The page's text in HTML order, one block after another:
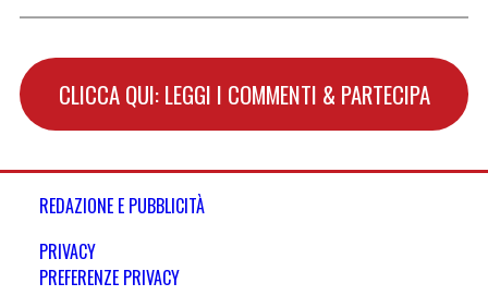
CLICCA QUI: LEGGI I COMMENTI & PARTECIPA
REDAZIONE E PUBBLICITÀ
PRIVACY
PREFERENZE PRIVACY